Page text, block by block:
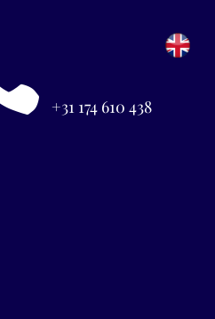
+31 174 610 438